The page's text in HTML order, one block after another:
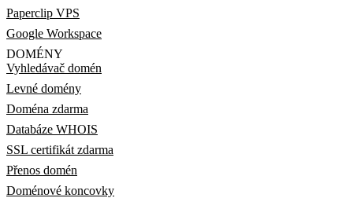
Paperclip VPS
Google Workspace
DOMÉNY
Vyhledávač domén
Levné domény
Doména zdarma
Databáze WHOIS
SSL certifikát zdarma
Přenos domén
Doménové koncovky